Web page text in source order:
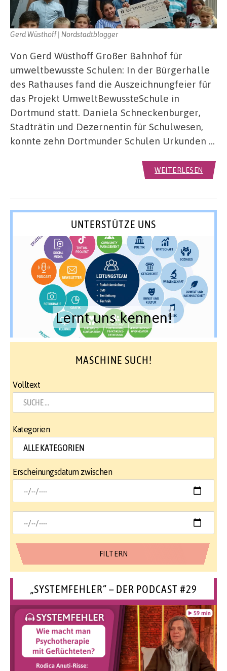
Gerd Wüsthoff | Nordstadtblogger
Von Gerd Wüsthoff Großer Bahnhof für
umweltbewusste Schulen: In der Bürgerhalle
des Rathauses fand die Auszeichnungfeier für
das Projekt UmweltBewussteSchule in
Dortmund statt. Daniela Schneckenburger,
Stadträtin und Dezernentin für Schulwesen,
konnte zehn Dortmunder Schulen Urkunden …
WEITERLESEN
UNTERSTÜTZE UNS
Lernt uns kennen!
MASCHINE SUCH!
Volltext
Kategorien
Erscheinungsdatum zwischen
„SYSTEMFEHLER“ – DER PODCAST #29